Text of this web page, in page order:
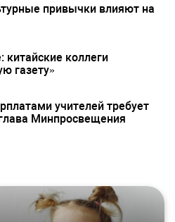
привычки влияют на
китайские коллеги
газету»
учителей требует
Минпросвещения